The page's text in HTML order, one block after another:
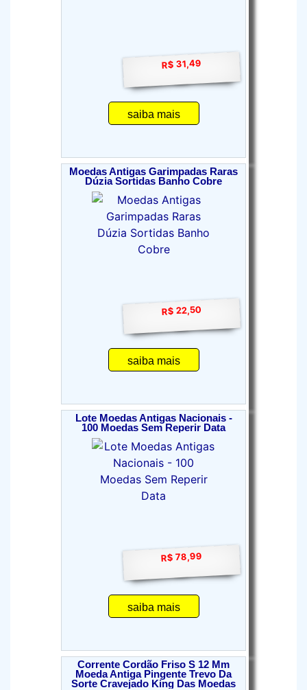
R$ 31,49
saiba mais
Moedas Antigas Garimpadas Raras
Dúzia Sortidas Banho Cobre
R$ 22,50
saiba mais
Lote Moedas Antigas Nacionais -
100 Moedas Sem Reperir Data
R$ 78,99
saiba mais
Corrente Cordão Friso S 12 Mm
Moeda Antiga Pingente Trevo Da
Sorte Cravejado King Das Moedas